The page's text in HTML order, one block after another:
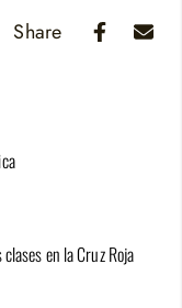
Share
en la Cruz Roja